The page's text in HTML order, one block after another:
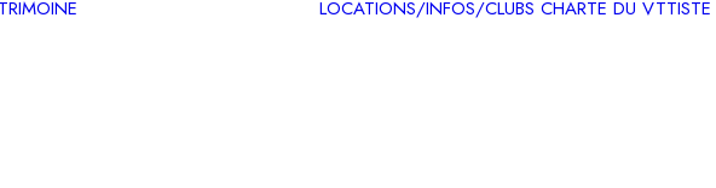
LOCATIONS/INFOS/CLUBS CHARTE DU VTTISTE